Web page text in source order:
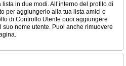
in due modi. All’interno del profilo di
per aggiungerlo alla tua lista amici o
di Controllo Utente puoi aggiungere
nome utente. Puoi anche rimuovere